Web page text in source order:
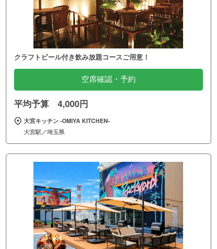
クラフトビール付き飲み放題コースご用意！
空席確認・予約
平均予算 4,000円
大宮キッチン ‐OMIYA KITCHEN‐
大宮駅／埼玉県